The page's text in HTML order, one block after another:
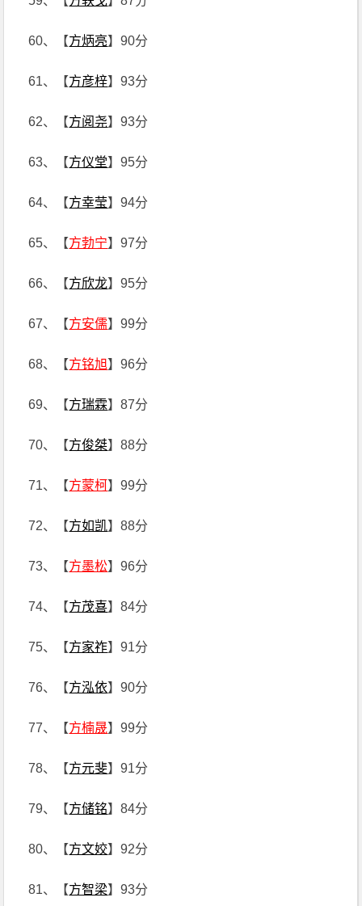
60、【方炳亮】90分
61、【方彦梓】93分
62、【方阅尧】93分
63、【方仪堂】95分
64、【方幸莹】94分
65、【方勃宁】97分
66、【方欣龙】95分
67、【方安儒】99分
68、【方铭旭】96分
69、【方瑞霖】87分
70、【方俊桀】88分
71、【方蒙柯】99分
72、【方如凯】88分
73、【方墨松】96分
74、【方茂喜】84分
75、【方家祚】91分
76、【方泓依】90分
77、【方楠晟】99分
78、【方元斐】91分
79、【方储铭】84分
80、【方文姣】92分
81、【方智梁】93分